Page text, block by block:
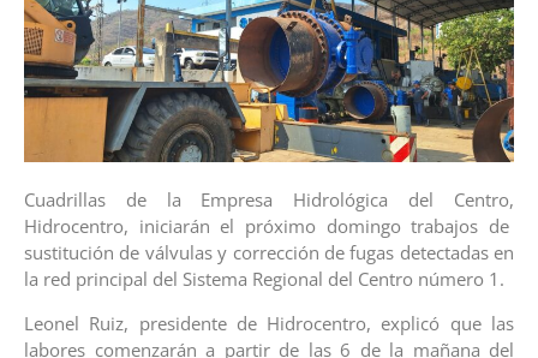
Cuadrillas de la Empresa Hidrológica del Centro,
Hidrocentro, iniciarán el próximo domingo trabajos de
sustitución de válvulas y corrección de fugas detectadas en
la red principal del Sistema Regional del Centro número 1.
Leonel Ruiz, presidente de Hidrocentro, explicó que las
labores comenzarán a partir de las 6 de la mañana del